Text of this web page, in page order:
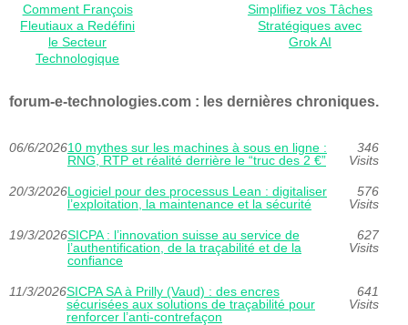
Comment François
Fleutiaux a Redéfini
le Secteur
Technologique
Simplifiez vos Tâches
Stratégiques avec
Grok AI
forum-e-technologies.com : les dernières chroniques.
06/6/202610 mythes sur les machines à sous en ligne :
RNG, RTP et réalité derrière le “truc des 2 €”
346
Visits
20/3/2026Logiciel pour des processus Lean : digitaliser
l’exploitation, la maintenance et la sécurité
576
Visits
19/3/2026SICPA : l’innovation suisse au service de
l’authentification, de la traçabilité et de la
confiance
627
Visits
11/3/2026SICPA SA à Prilly (Vaud) : des encres
sécurisées aux solutions de traçabilité pour
renforcer l’anti-contrefaçon
641
Visits